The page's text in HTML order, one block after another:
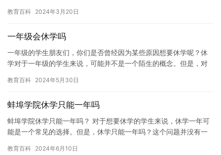
我…
教育百科 2024年3月20日
一年级会休学吗
一年级的学生朋友们，你们是否曾经因为某些原因想要休学呢？休
学对于一年级的学生来说，可能并不是一个陌生的概念。但是，对
级会休…
教育百科 2024年5月30日
蚌埠学院休学只能一年吗
蚌埠学院休学只能一年吗？ 对于想要休学的学生来说，休学一年可
能是一个常见的选择。但是，休学只能一年吗？这个问题并没有一
教育百科 2024年6月10日